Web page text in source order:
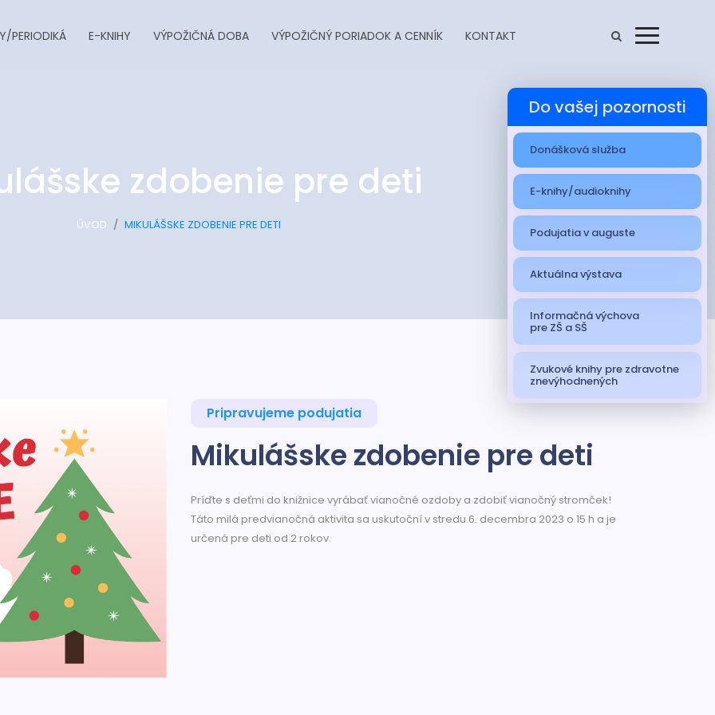
PERIODIKÁ E-KNIHY VÝPOŽIČNÁ DOBA VÝPOŽIČNÝ PORIADOK A CENNÍK KONTAKT
zdobenie pre deti
ÚVOD MIKULÁŠSKE ZDOBENIE PRE DETI
Pripravujeme podujatia
Mikulášske zdobenie pre deti
Príďte s deťmi do knižnice vyrábať vianočné ozdoby a zdobiť vianočný stromček!
Táto milá predvianočná aktivita sa uskutoční v stredu 6. decembra 2023 o 15 h a je
určená pre deti od 2 rokov.
Do vašej pozornosti
Donášková služba
E-knihy/audioknihy
Podujatia v auguste
Aktuálna výstava
Informačná výchova
pre ZŠ a SŠ
Zvukové knihy pre zdravotne
znevýhodnených